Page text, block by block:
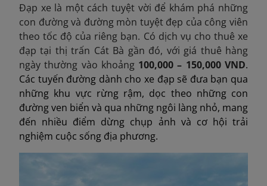
Đạp xe là một cách tuyệt vời để khám phá những
con đường và đường mòn tuyệt đẹp của công viên
theo tốc độ của riêng bạn. Có dịch vụ cho thuê xe
đạp tại thị trấn Cát Bà gần đó, với giá thuê hàng
ngày thường vào khoảng 100,000 – 150,000 VND.
Các tuyến đường dành cho xe đạp sẽ đưa bạn qua
những khu vực rừng rậm, dọc theo những con
đường ven biển và qua những ngôi làng nhỏ, mang
đến nhiều điểm dừng chụp ảnh và cơ hội trải
nghiệm cuộc sống địa phương.